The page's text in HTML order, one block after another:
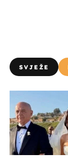
SVJEŽE